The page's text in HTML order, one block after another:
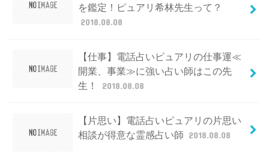
を鑑定！ピュアリ希林先生って？
2018.08.08
【仕事】電話占いピュアリの仕事運≪
開業、事業≫に強い占い師はこの先
生！
2018.08.08
【片思い】電話占いピュアリの片思い
相談が得意な霊感占い師 2018.08.08